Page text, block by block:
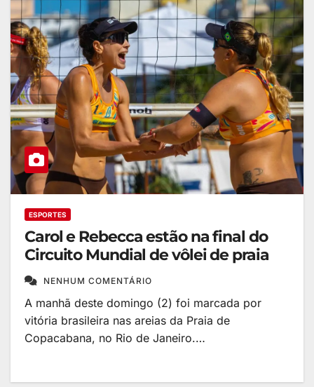
ESPORTES
Carol e Rebecca estão na final do
Circuito Mundial de vôlei de praia
NENHUM COMENTÁRIO
A manhã deste domingo (2) foi marcada por
vitória brasileira nas areias da Praia de
Copacabana, no Rio de Janeiro.…